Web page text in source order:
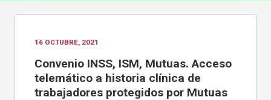
16 OCTUBRE, 2021
Convenio INSS, ISM, Mutuas. Acceso
telemático a historia clínica de
trabajadores protegidos por Mutuas